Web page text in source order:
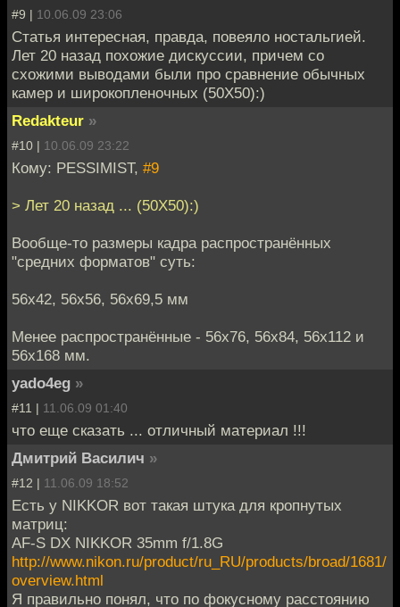
#9 | 10.06.09 23:06
Статья интересная, правда, повеяло ностальгией.
Лет 20 назад похожие дискуссии, причем со
схожими выводами были про сравнение обычных
камер и широкопленочных (50Х50):)
Redakteur »
#10 | 10.06.09 23:22
Кому: PESSIMIST, #9
> Лет 20 назад ... (50Х50):)
Вообще-то размеры кадра распространённых
"средних форматов" суть:
56х42, 56х56, 56х69,5 мм
Менее распространённые - 56х76, 56х84, 56х112 и
56х168 мм.
yado4eg »
#11 | 11.06.09 01:40
что еще сказать ... отличный материал !!!
Дмитрий Василич »
#12 | 11.06.09 18:52
Есть у NIKKOR вот такая штука для кропнутых
матриц:
AF-S DX NIKKOR 35mm f/1.8G
http://www.nikon.ru/product/ru_RU/products/broad/1681/
overview.html
Я правильно понял, что по фокусному расстоянию